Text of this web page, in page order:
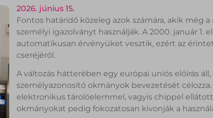
2026. június 15.
Fontos határidő közeleg azok számára, akik még
személyi igazolványt használják. A 2000. január
automatikusan érvényüket vesztik, ezért az
cseréjéről.
A változás hátterében egy európai uniós előírás
személyazonosító okmányok bevezetését
elektronikus tárolóelemmel, vagyis chippel
okmányokat pedig fokozatosan kivonják a